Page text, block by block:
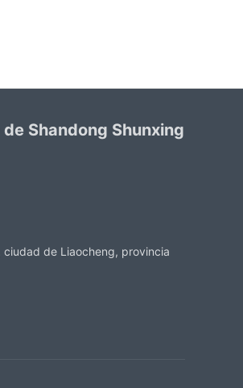
Shandong Shunxing
ciudad de Liaocheng, provincia